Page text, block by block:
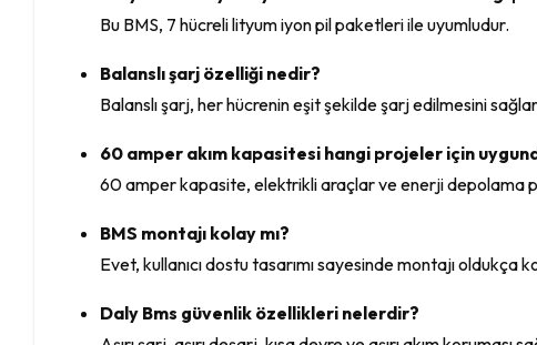
Bu BMS, 7 hücreli lityum iyon pil paketleri ile uyumludur.
Balanslı şarj özelliği nedir?
Balanslı şarj, her hücrenin eşit şekilde şarj edilmesini
60 amper akım kapasitesi hangi projeler için
60 amper kapasite, elektrikli araçlar ve enerji depolama
BMS montajı kolay mı?
Evet, kullanıcı dostu tasarımı sayesinde montajı oldukça
Daly Bms güvenlik özellikleri nelerdir?